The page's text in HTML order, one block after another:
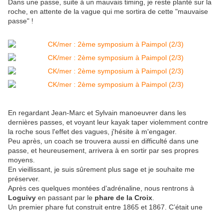
Dans une passe, suite à un mauvais timing, je reste planté sur la
roche, en attente de la vague qui me sortira de cette "mauvaise
passe" !
En regardant Jean-Marc et Sylvain manoeuvrer dans les
dernières passes, et voyant leur kayak taper violemment contre
la roche sous l'effet des vagues, j'hésite à m'engager.
Peu après, un coach se trouvera aussi en difficulté dans une
passe, et heureusement, arrivera à en sortir par ses propres
moyens.
En vieillissant, je suis sûrement plus sage et je souhaite me
préserver.
Après ces quelques montées d'adrénaline, nous rentrons à
Loguivy en passant par le phare de la Croix
Un premier phare fut construit entre 1865 et 1867. C’était une